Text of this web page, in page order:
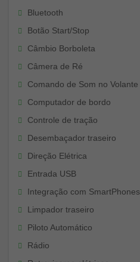
Bluetooth
Botão Start/Stop
Câmbio Borboleta
Câmera de Ré
Comando de Som no Volante
Computador de bordo
Controle de tração
Desembaçador traseiro
Direção Elétrica
Entrada USB
Integração com SmartPhones
Limpador traseiro
Piloto Automático
Rádio